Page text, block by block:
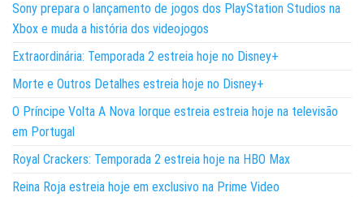
Sony prepara o lançamento de jogos dos PlayStation Studios na
Xbox e muda a história dos videojogos
Extraordinária: Temporada 2 estreia hoje no Disney+
Morte e Outros Detalhes estreia hoje no Disney+
O Príncipe Volta A Nova Iorque estreia estreia hoje na televisão
em Portugal
Royal Crackers: Temporada 2 estreia hoje na HBO Max
Reina Roja estreia hoje em exclusivo na Prime Video